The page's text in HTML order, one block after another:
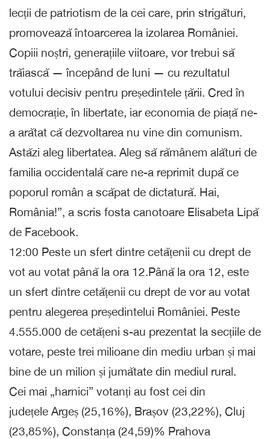
lecții de patriotism de la cei care, prin strigături,
promovează întoarcerea la izolarea României.
Copiii noștri, generațiile viitoare, vor trebui să
trăiască — începând de luni — cu rezultatul
votului decisiv pentru președintele țării. Cred în
democrație, în libertate, iar economia de piață ne-
a arătat că dezvoltarea nu vine din comunism.
Astăzi aleg libertatea. Aleg să rămânem alături de
familia occidentală care ne-a reprimit după ce
poporul român a scăpat de dictatură. Hai,
România!”, a scris fosta canotoare Elisabeta Lipă
de Facebook.
12:00 Peste un sfert dintre cetățenii cu drept de
vot au votat până la ora 12.Până la ora 12, este
un sfert dintre cetățenii cu drept de vor au votat
pentru alegerea președintelui României. Peste
4.555.000 de cetățeni s-au prezentat la secțiile de
votare, peste trei milioane din mediu urban și mai
bine de un milion și jumătate din mediul rural.
Cei mai „harnici” votanți au fost cei din
județele Argeș (25,16%), Brașov (23,22%), Cluj
(23,85%), Constanța (24,59)% Prahova